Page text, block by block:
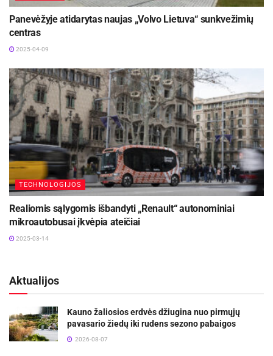
Panevėžyje atidarytas naujas „Volvo Lietuva“ sunkvežimių
centras
2025-04-09
TECHNOLOGIJOS
Realiomis sąlygomis išbandyti „Renault“ autonominiai
mikroautobusai įkvėpia ateičiai
2025-03-14
Aktualijos
Kauno žaliosios erdvės džiugina nuo pirmųjų
pavasario žiedų iki rudens sezono pabaigos
2026-08-07